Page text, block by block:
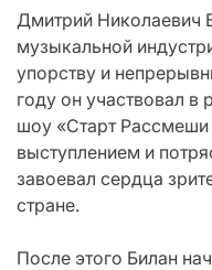
Дмитрий Николаевич
музыкальной
упорству и
году он участвовал в
шоу «Старт
выступлением и
завоевал сердца
стране.
После этого Билан